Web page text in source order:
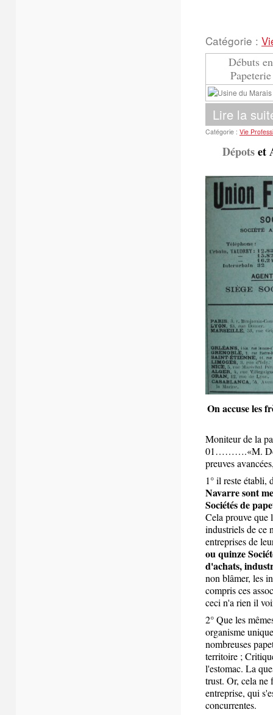
Catégorie :
Débuts en
Papeterie
Lire la
Catégorie : Vie
Dépots et
On accuse les
Moniteur de la
01……….«M.
preuves
1° il reste
Navarre sont
Sociétés de
Cela prouve que
industriels de ce
entreprises de
ou quinze
d'achats,
non blâmer, les
compris ces
ceci n'a rien il
2° Que les
organisme
nombreuses
territoire ;
l'estomac. La
trust. Or, cela ne
entreprise, qui
concurrentes.